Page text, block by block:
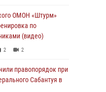
2
в крестном
6
ОМОН «Штурм»
по
(видео)
2 2
правопорядок при
Сабантуя в